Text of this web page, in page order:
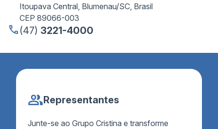
Itoupava Central, Blumenau/SC, Brasil
CEP 89066-003
(47) 3221-4000
Representantes
Junte-se ao Grupo Cristina e transforme